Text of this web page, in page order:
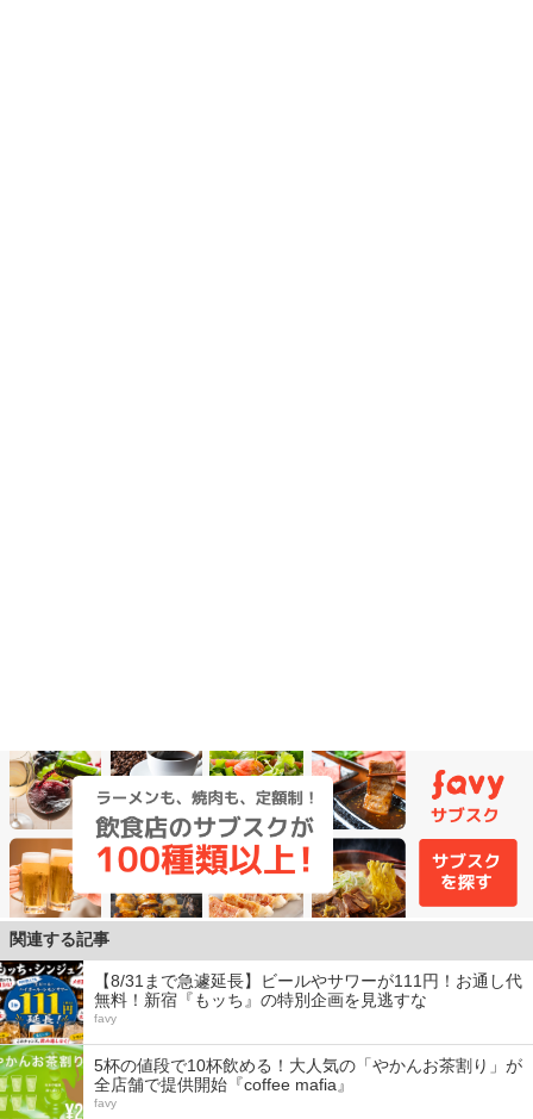
関連する記事
【8/31まで急遽延長】ビールやサワーが111円！お通し代
無料！新宿『もッち』の特別企画を見逃すな
favy
5杯の値段で10杯飲める！大人気の「やかんお茶割り」が
全店舗で提供開始『coffee mafia』
favy